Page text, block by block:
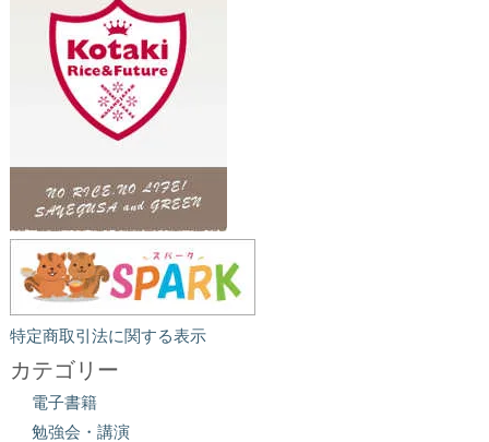
特定商取引法に関する表示
カテゴリー
電子書籍
勉強会・講演